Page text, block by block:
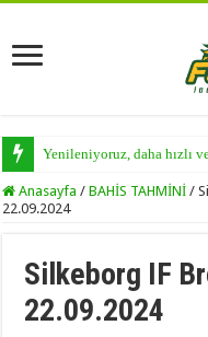
Yenileniyoruz, daha hızlı
Anasayfa / BAHİS TAHMİNİ /
22.09.2024
Silkeborg IF
22.09.2024